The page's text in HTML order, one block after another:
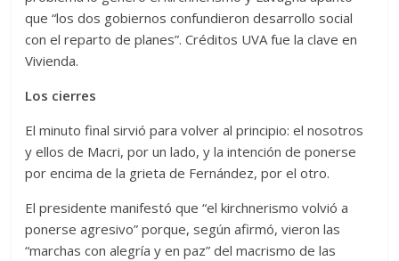
que “los dos gobiernos confundieron desarrollo social
con el reparto de planes”. Créditos UVA fue la clave en
Vivienda.
Los cierres
El minuto final sirvió para volver al principio: el nosotros
y ellos de Macri, por un lado, y la intención de ponerse
por encima de la grieta de Fernández, por el otro.
El presidente manifestó que “el kirchnerismo volvió a
ponerse agresivo” porque, según afirmó, vieron las
“marchas con alegría y en paz” del macrismo de las